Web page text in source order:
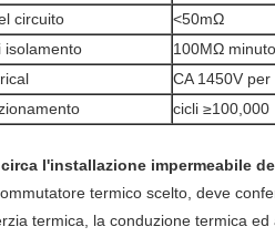
circuito
<50mΩ
isolamento
100MΩ
CA 1450V
cicli ≥100,000
l'installazione impermeabile
termico scelto, deve
termica, la conduzione termica